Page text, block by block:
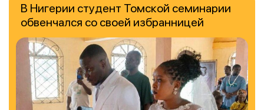
В Нигерии студент Томской семинарии
обвенчался со своей избранницей